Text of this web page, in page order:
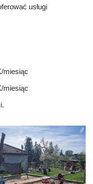
usługi
miesiąc
miesiąc